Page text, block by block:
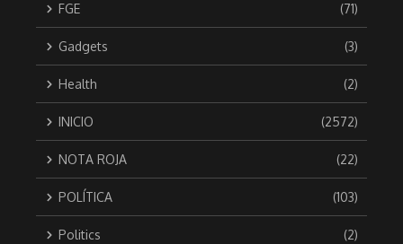
FGE (71)
Gadgets (3)
Health (2)
INICIO (2572)
NOTA ROJA (22)
POLÍTICA (103)
Politics (2)